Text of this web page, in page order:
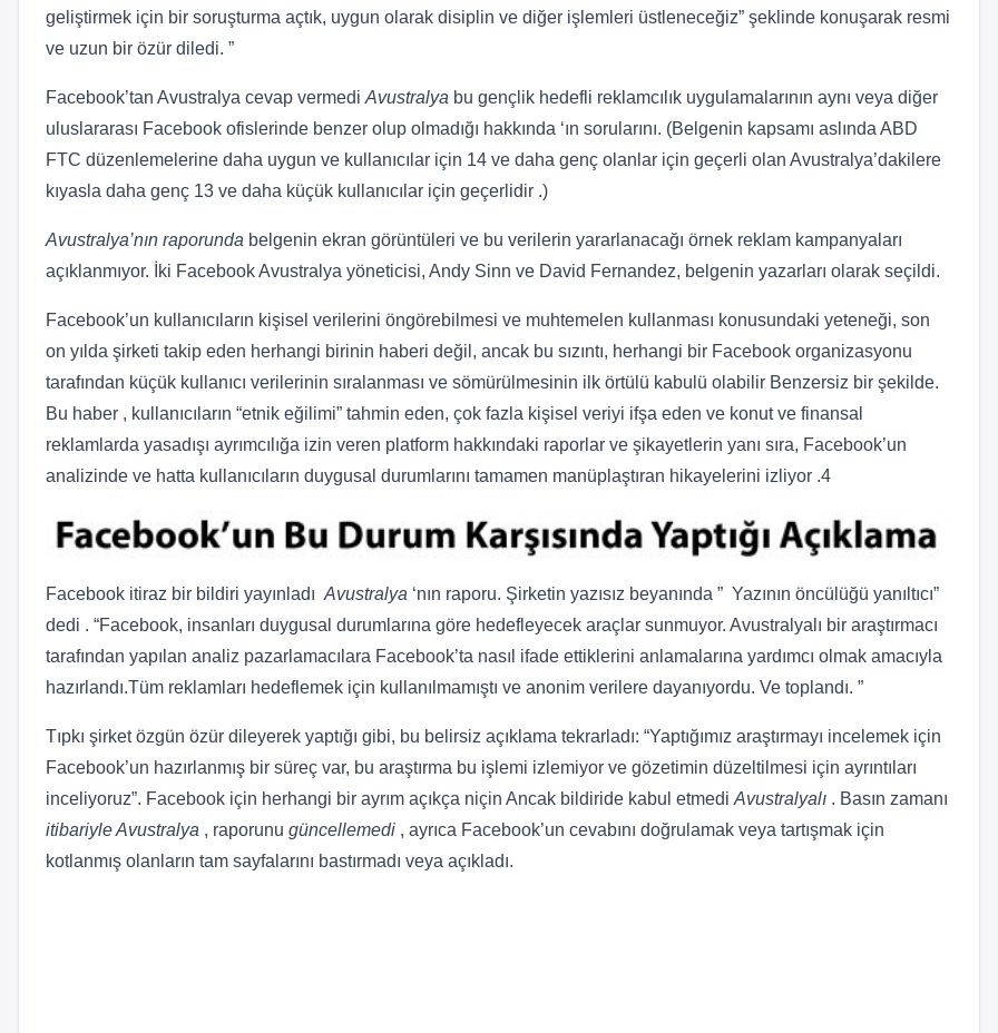
geliştirmek için bir soruşturma açtık, uygun olarak disiplin ve diğer işlemleri üstleneceğiz” şeklinde konuşarak resmi
ve uzun bir özür diledi. ”
Facebook’tan Avustralya cevap vermedi Avustralya bu gençlik hedefli reklamcılık uygulamalarının aynı veya diğer
uluslararası Facebook ofislerinde benzer olup olmadığı hakkında ‘ın sorularını. (Belgenin kapsamı aslında ABD
FTC düzenlemelerine daha uygun ve kullanıcılar için 14 ve daha genç olanlar için geçerli olan Avustralya’dakilere
kıyasla daha genç 13 ve daha küçük kullanıcılar için geçerlidir .)
Avustralya’nın raporunda belgenin ekran görüntüleri ve bu verilerin yararlanacağı örnek reklam kampanyaları
açıklanmıyor. İki Facebook Avustralya yöneticisi, Andy Sinn ve David Fernandez, belgenin yazarları olarak seçildi.
Facebook’un kullanıcıların kişisel verilerini öngörebilmesi ve muhtemelen kullanması konusundaki yeteneği, son
on yılda şirketi takip eden herhangi birinin haberi değil, ancak bu sızıntı, herhangi bir Facebook organizasyonu
tarafından küçük kullanıcı verilerinin sıralanması ve sömürülmesinin ilk örtülü kabulü olabilir Benzersiz bir şekilde.
Bu haber , kullanıcıların “etnik eğilimi” tahmin eden, çok fazla kişisel veriyi ifşa eden ve konut ve finansal
reklamlarda yasadışı ayrımcılığa izin veren platform hakkındaki raporlar ve şikayetlerin yanı sıra, Facebook’un
analizinde ve hatta kullanıcıların duygusal durumlarını tamamen manüplaştıran hikayelerini izliyor .4
Facebook itiraz bir bildiri yayınladı Avustralya ‘nın raporu. Şirketin yazısız beyanında ” Yazının öncülüğü yanıltıcı”
dedi . “Facebook, insanları duygusal durumlarına göre hedefleyecek araçlar sunmuyor. Avustralyalı bir araştırmacı
tarafından yapılan analiz pazarlamacılara Facebook’ta nasıl ifade ettiklerini anlamalarına yardımcı olmak amacıyla
hazırlandı.Tüm reklamları hedeflemek için kullanılmamıştı ve anonim verilere dayanıyordu. Ve toplandı. ”
Tıpkı şirket özgün özür dileyerek yaptığı gibi, bu belirsiz açıklama tekrarladı: “Yaptığımız araştırmayı incelemek için
Facebook’un hazırlanmış bir süreç var, bu araştırma bu işlemi izlemiyor ve gözetimin düzeltilmesi için ayrıntıları
inceliyoruz”. Facebook için herhangi bir ayrım açıkça niçin Ancak bildiride kabul etmedi Avustralyalı . Basın zamanı
itibariyle Avustralya , raporunu güncellemedi , ayrıca Facebook’un cevabını doğrulamak veya tartışmak için
kotlanmış olanların tam sayfalarını bastırmadı veya açıkladı.